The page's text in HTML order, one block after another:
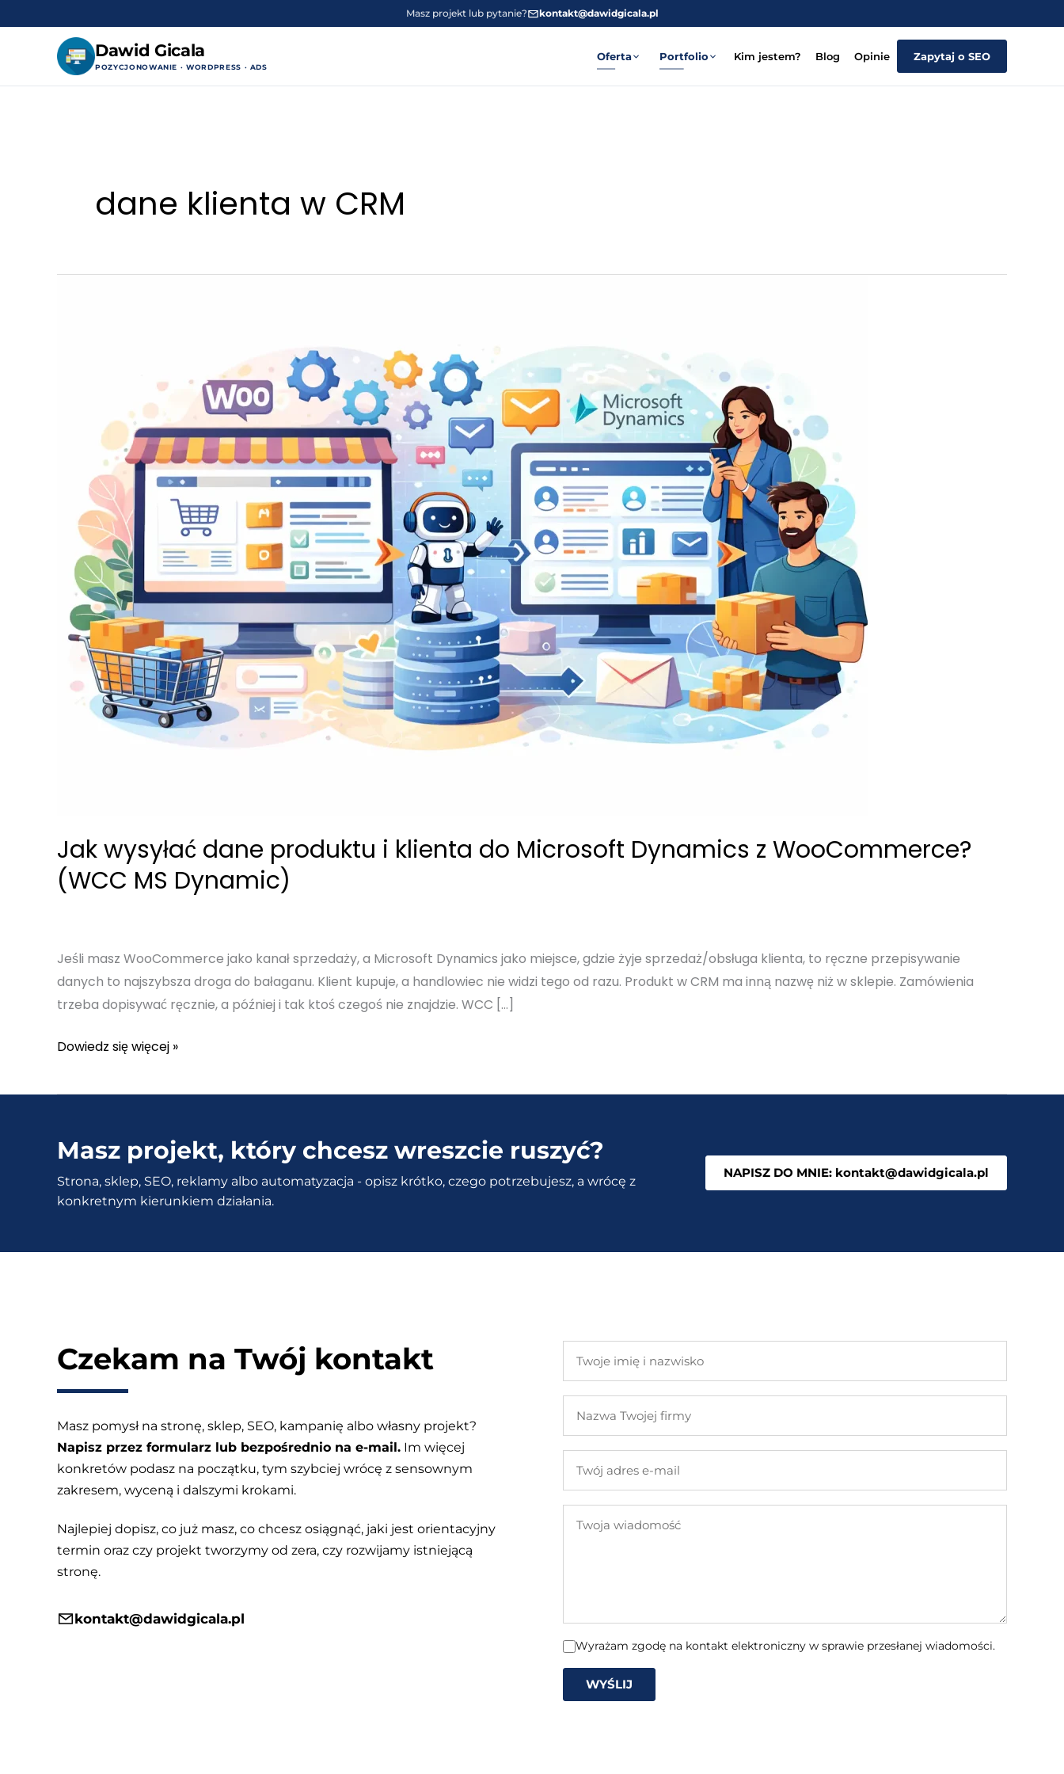
Masz projekt lub pytanie? kontakt@dawidgicala.pl
Dawid Gicala
POZYCJONOWANIE · WORDPRESS · ADS
Oferta Portfolio Kim jestem? Blog Opinie Zapytaj o SEO
dane klienta w CRM
Jak wysyłać dane produktu i klienta do Microsoft Dynamics z WooCommerce?
(WCC MS Dynamic)
Jeśli masz WooCommerce jako kanał sprzedaży, a Microsoft Dynamics jako miejsce, gdzie żyje sprzedaż/obsługa klienta, to ręczne przepisywanie
danych to najszybsza droga do bałaganu. Klient kupuje, a handlowiec nie widzi tego od razu. Produkt w CRM ma inną nazwę niż w sklepie. Zamówienia
trzeba dopisywać ręcznie, a później i tak ktoś czegoś nie znajdzie. WCC […]
Jak
dane
klienta
do
Microsoft
z
Dynamic)
Dowiedz się więcej »
Masz projekt, który chcesz wreszcie ruszyć?
Strona, sklep, SEO, reklamy albo automatyzacja - opisz krótko, czego potrzebujesz, a wrócę z
konkretnym kierunkiem działania.
NAPISZ DO MNIE: kontakt@dawidgicala.pl
Czekam na Twój kontakt
Masz pomysł na stronę, sklep, SEO, kampanię albo własny projekt?
Napisz przez formularz lub bezpośrednio na e-mail. Im więcej
konkretów podasz na początku, tym szybciej wrócę z sensownym
zakresem, wyceną i dalszymi krokami.
Najlepiej dopisz, co już masz, co chcesz osiągnąć, jaki jest orientacyjny
termin oraz czy projekt tworzymy od zera, czy rozwijamy istniejącą
stronę.
kontakt@dawidgicala.pl
imię
nazwisko
Twojej
adres
mail
wiadomość
Wyrażam zgodę na kontakt elektroniczny w sprawie przesłanej wiadomości.
WYŚLIJ